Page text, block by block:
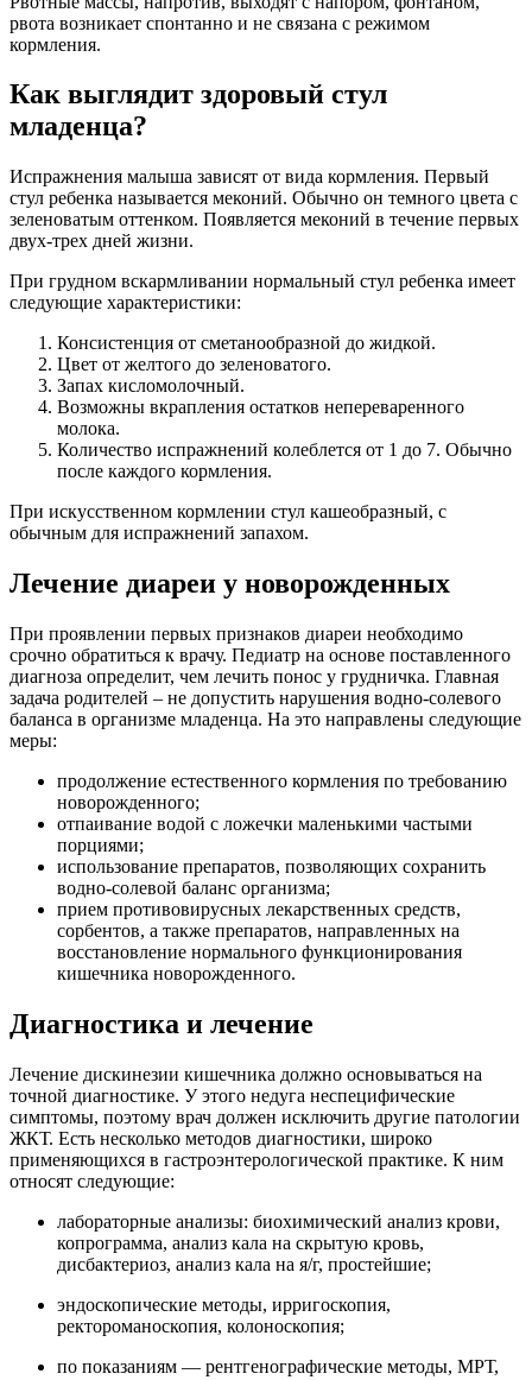
рвота возникает спонтанно и не связана с режимом
кормления.
Как выглядит здоровый стул
младенца?
Испражнения малыша зависят от вида кормления. Первый
стул ребенка называется меконий. Обычно он темного цвета с
зеленоватым оттенком. Появляется меконий в течение первых
двух-трех дней жизни.
При грудном вскармливании нормальный стул ребенка имеет
следующие характеристики:
Консистенция от сметанообразной до жидкой.
Цвет от желтого до зеленоватого.
Запах кисломолочный.
Возможны вкрапления остатков непереваренного
молока.
Количество испражнений колеблется от 1 до 7. Обычно
после каждого кормления.
При искусственном кормлении стул кашеобразный, с
обычным для испражнений запахом.
Лечение диареи у новорожденных
При проявлении первых признаков диареи необходимо
срочно обратиться к врачу. Педиатр на основе поставленного
диагноза определит, чем лечить понос у грудничка. Главная
задача родителей – не допустить нарушения водно-солевого
баланса в организме младенца. На это направлены следующие
меры:
продолжение естественного кормления по требованию
новорожденного;
отпаивание водой с ложечки маленькими частыми
порциями;
использование препаратов, позволяющих сохранить
водно-солевой баланс организма;
прием противовирусных лекарственных средств,
сорбентов, а также препаратов, направленных на
восстановление нормального функционирования
кишечника новорожденного.
Диагностика и лечение
Лечение дискинезии кишечника должно основываться на
точной диагностике. У этого недуга неспецифические
симптомы, поэтому врач должен исключить другие патологии
ЖКТ. Есть несколько методов диагностики, широко
применяющихся в гастроэнтерологической практике. К ним
относят следующие:
лабораторные анализы: биохимический анализ крови,
копрограмма, анализ кала на скрытую кровь,
дисбактериоз, анализ кала на я/г, простейшие;
эндоскопические методы, ирригоскопия,
ректороманоскопия, колоноскопия;
по показаниям — рентгенографические методы, МРТ,